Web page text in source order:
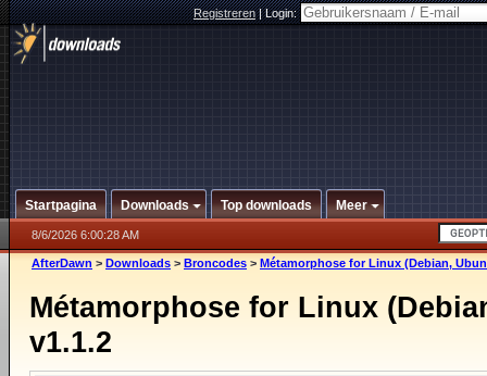
Registreren|Login:
Startpagina Downloads Top downloads Meer
8/6/2026 6:00:28 AM
AfterDawn > Downloads > Broncodes > Métamorphose for Linux (Debian,
Métamorphose for Linux
v1.1.2